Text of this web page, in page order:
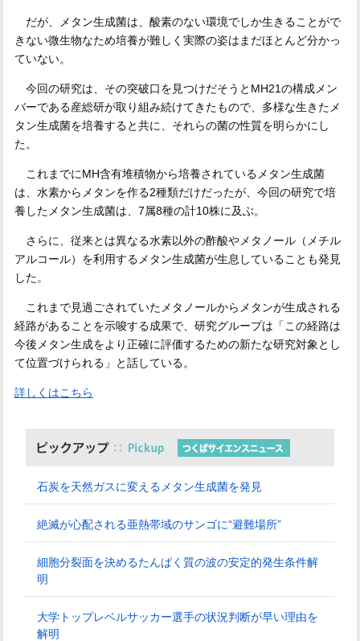
だが、メタン生成菌は、酸素のない環境でしか生きることがで
きない微生物なため培養が難しく実際の姿はまだほとんど分かっ
ていない。
今回の研究は、その突破口を見つけだそうとMH21の構成メン
バーである産総研が取り組み続けてきたもので、多様な生きたメ
タン生成菌を培養すると共に、それらの菌の性質を明らかにし
た。
これまでにMH含有堆積物から培養されているメタン生成菌
は、水素からメタンを作る2種類だけだったが、今回の研究で培
養したメタン生成菌は、7属8種の計10株に及ぶ。
さらに、従来とは異なる水素以外の酢酸やメタノール（メチル
アルコール）を利用するメタン生成菌が生息していることも発見
した。
これまで見過ごされていたメタノールからメタンが生成される
経路があることを示唆する成果で、研究グループは「この経路は
今後メタン生成をより正確に評価するための新たな研究対象とし
て位置づけられる」と話している。
詳しくはこちら
石炭を天然ガスに変えるメタン生成菌を発見
絶滅が心配される亜熱帯域のサンゴに“避難場所”
細胞分裂面を決めるたんぱく質の波の安定的発生条件解
明
大学トップレベルサッカー選手の状況判断が早い理由を
解明